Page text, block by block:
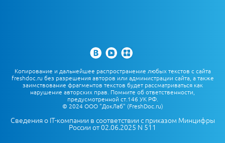
Копирование и дальнейшее распространение любых текстов с сайта
freshdoc.ru без разрешения авторов или администрации сайта, а также
заимствование фрагментов текстов будет рассматриваться как
нарушение авторских прав. Помните об ответственности,
предусмотренной ст.146 УК РФ.
© 2024 ООО "ДокЛаб" (FreshDoc.ru)
Сведения о IT-компании в соответствии с приказом Минцифры
России от 02.06.2025 N 511